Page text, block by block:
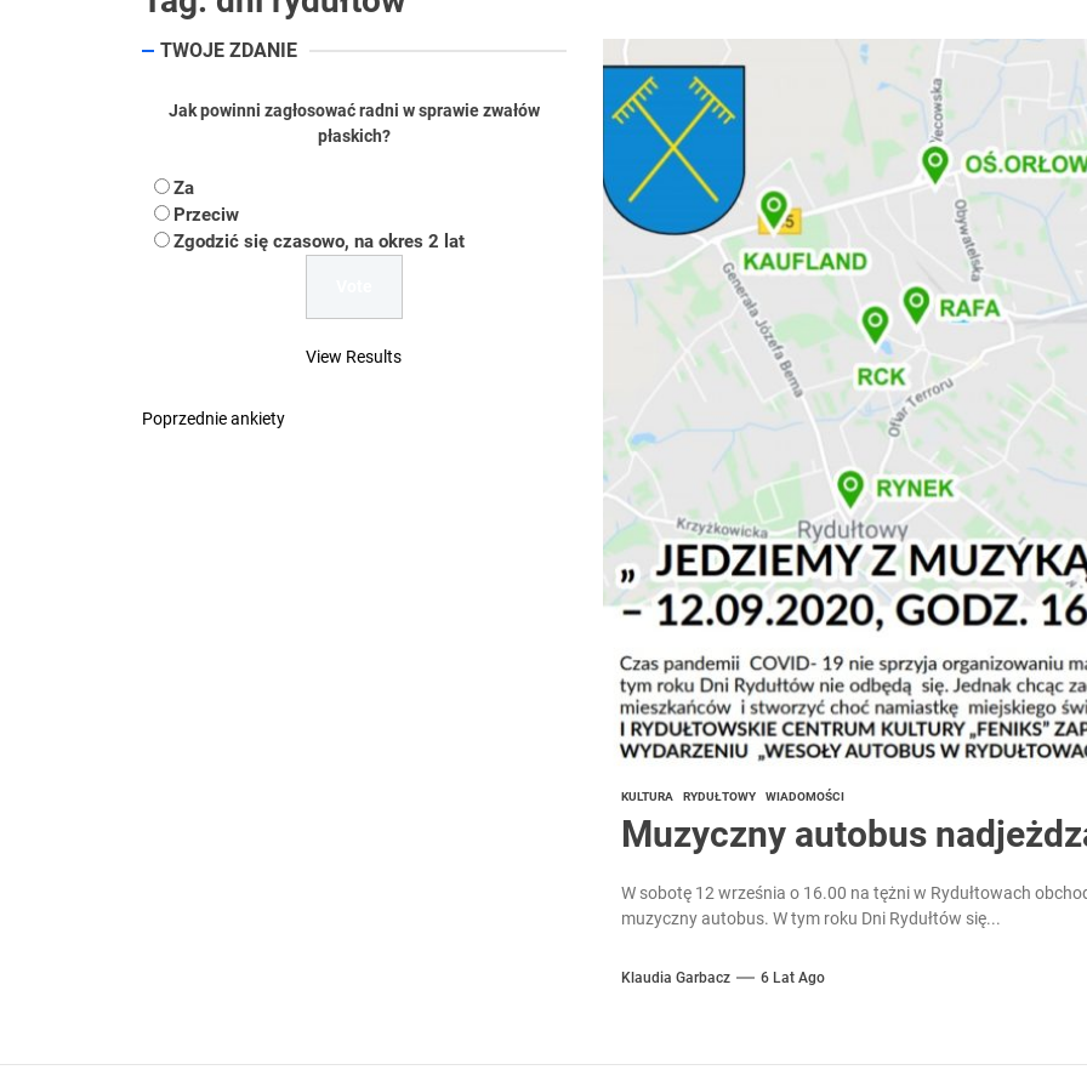
Uwaga Dębieńsko – woda nieprzydatna do spożycia!!!
Ilu mieszkańców ma Rybnik?
Dość komentowania kolejnych afer w ochronie zdrowia — czas zacząć mówić o
KULTURA RYDUŁTOWY WIADOMOŚCI
Muzyczny autobus
W sobotę 12 września o 16.00 na tężni w Rydułtowach
muzyczny autobus. W tym roku Dni Rydułtów się...
Klaudia Garbacz 6 Lat Ago
TWOJE ZDANIE
Jak powinni zagłosować radni w sprawie zwałów
płaskich?
Za
Przeciw
Zgodzić się czasowo, na okres 2 lat
View Results
Poprzednie ankiety